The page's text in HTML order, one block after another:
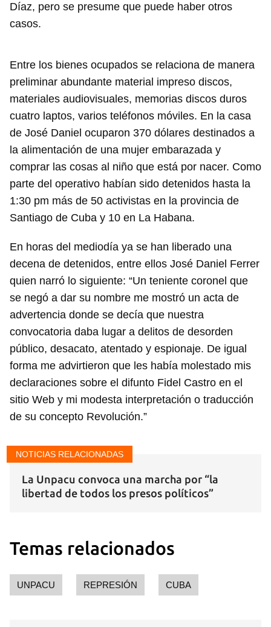
Díaz, pero se presume que puede haber otros
casos.
Entre los bienes ocupados se relaciona de manera
preliminar abundante material impreso discos,
materiales audiovisuales, memorias discos duros
cuatro laptos, varios teléfonos móviles. En la casa
de José Daniel ocuparon 370 dólares destinados a
la alimentación de una mujer embarazada y
comprar las cosas al niño que está por nacer. Como
parte del operativo habían sido detenidos hasta la
1:30 pm más de 50 activistas en la provincia de
Santiago de Cuba y 10 en La Habana.
En horas del mediodía ya se han liberado una
decena de detenidos, entre ellos José Daniel Ferrer
quien narró lo siguiente: “Un teniente coronel que
se negó a dar su nombre me mostró un acta de
advertencia donde se decía que nuestra
convocatoria daba lugar a delitos de desorden
público, desacato, atentado y espionaje. De igual
forma me advirtieron que les había molestado mis
declaraciones sobre el difunto Fidel Castro en el
sitio Web y mi modesta interpretación o traducción
de su concepto Revolución.”
NOTICIAS RELACIONADAS
La Unpacu convoca una marcha por “la
libertad de todos los presos políticos”
Temas relacionados
UNPACU REPRESIÓN CUBA